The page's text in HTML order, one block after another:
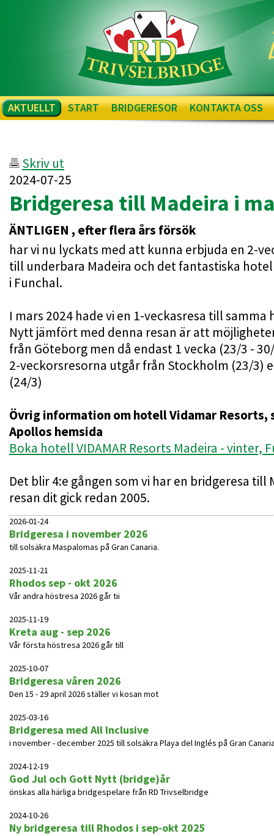
AKTUELLT START BRIDGERESOR KONTAKTA OSS
Skriv ut
2024-07-25
Bridgeresa till Madeira i
ÄNTLIGEN , efter flera års försök
har vi nu lyckats med att kunna erbjuda en 2-
till underbara Madeira och det fantastiska
i Funchal.
I mars 2024 hade vi en 1-veckasresa till
Nytt jämfört med denna resan är att
från Göteborg men då endast 1 vecka (23/3 -
2-veckorsresorna utgår från Stockholm (23/3)
(24/3)
Övrig information om hotell Vidamar
Apollos hemsida
Boka hotell VIDAMAR Resorts Madeira - vinter,
Det blir 4:e gången som vi har en bridgeresa till
resan dit gick redan 2005.
2026-01-24
Bridgeresa i november 2026
till solsäkra Maspalomas på Gran Canaria.
2025-11-21
Rhodos sep - okt 2026
Vår andra höstresa 2026 går tii
2025-11-19
Kreta aug - sep 2026
Vår första höstresa 2026 går till
2025-10-07
Bridgeresa våren 2026
Den 15 - 29 april 2026 ställer vi kosan mot
2025-03-16
Bridgeresa med All Inclusive
i november - december 2025 till solsäkra Playa del Inglés på Gran
2024-12-19
God Jul och Gott Nytt (bridge)år
önskas alla härliga bridgespelare från RD Trivselbridge
2024-10-26
Ny bridgeresa till Rhodos i sep-okt 2025